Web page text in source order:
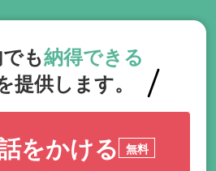
も納得できる
提供します。
をかける 無料